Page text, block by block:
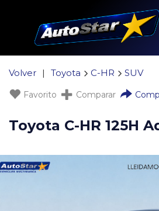
Volver | Toyota C-HR SUV
Favorito Comparar
Toyota C-HR 125H